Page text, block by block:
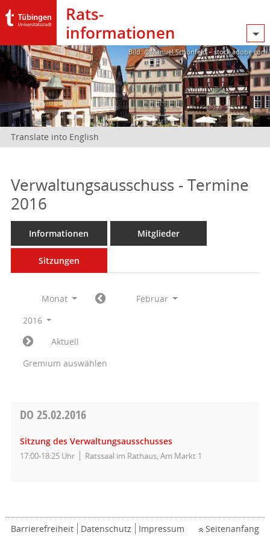
Rats­
informationen
Bild: @Manuel Schönfeld – stock.adobe.com
Translate into English
Verwaltungsausschuss - Termine
2016
Informationen Mitglieder
Sitzungen
Monat
Februar
2016
Aktuell
Gremium auswählen
DO 25.02.2016
Sitzung des Verwaltungsausschusses
17:00-18:25 Uhr Ratssaal im Rathaus, Am Markt 1
Barrierefreiheit Datenschutz Impressum Seitenanfang